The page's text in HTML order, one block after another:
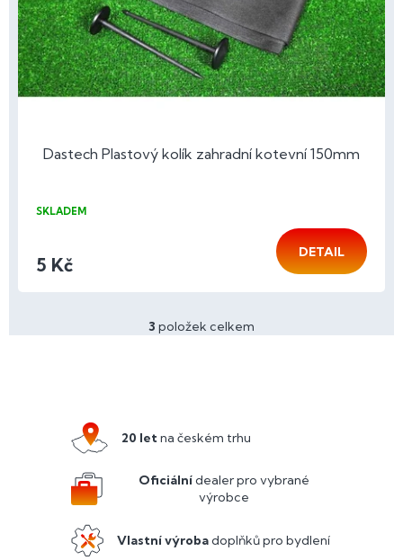
Dastech Plastový kolík zahradní kotevní 150mm
SKLADEM
5 Kč
DETAIL
O
c
p
r
v
y
3 položek celkem
20 letna českém trhu
Oficiálnídealer pro vybrané
výrobce
Vlastní výrobadoplňků pro bydlení